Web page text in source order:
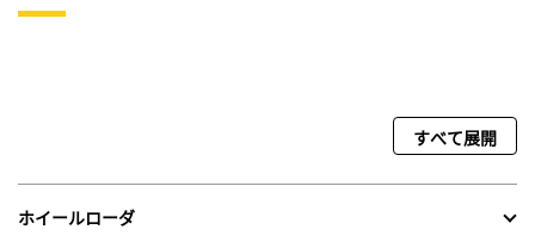
すべて展開
ホイールローダ